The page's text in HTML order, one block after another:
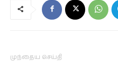
முந்தைய செய்தி